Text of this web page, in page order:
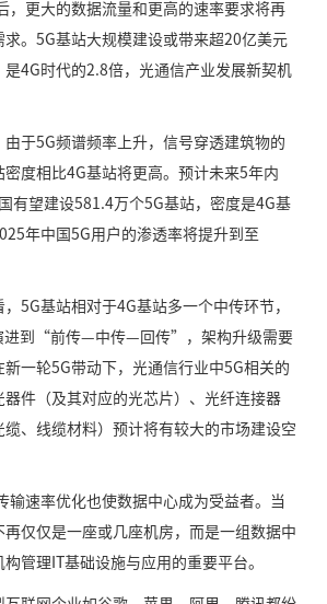
，更大的数据流量和更高的速率要求将再
求。5G基站大规模建设或带来超20亿美元
是4G时代的2.8倍，光通信产业发展新契机
由于5G频谱频率上升，信号穿透建筑物的
密度相比4G基站将更高。预计未来5年内
有望建设581.4万个5G基站，密度是4G基
年中国5G用户的渗透率将提升到至
5G基站相对于4G基站多一个中传环节，
到“前传—中传—回传”，架构升级需要
一轮5G带动下，光通信行业中5G相关的
器件（及其对应的光芯片）、光纤连接器
缆、线缆材料）预计将有较大的市场建设空
输速率优化也使数据中心成为受益者。当
仅仅是一座或几座机房，而是一组数据中
管理IT基础设施与应用的重要平台。